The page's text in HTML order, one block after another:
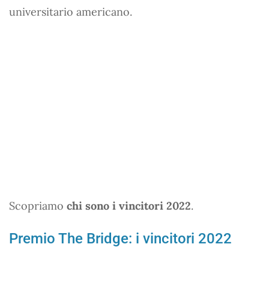
universitario americano.
Scopriamo chi sono i vincitori 2022.
Premio The Bridge: i vincitori 2022